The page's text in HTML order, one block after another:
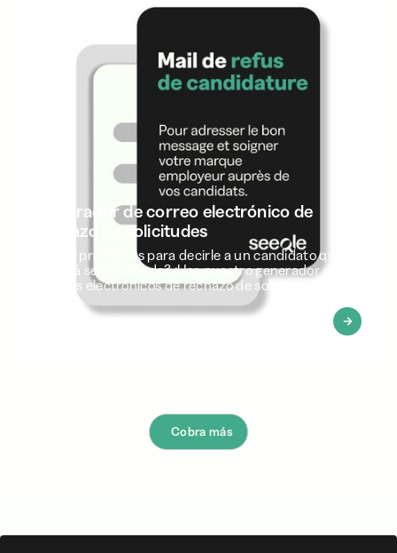
Generador de correo electrónico de
rechazo de solicitudes
¿Tiene problemas para decirle a un candidato que
no está seleccionado? ¡Usa nuestro generador de
correos electrónicos de rechazo de solicitudes!
Cobra más